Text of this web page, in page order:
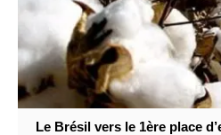
Le Brésil vers le 1ère place